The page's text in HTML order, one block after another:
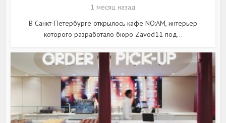
1 месяц назад
В Санкт-Петербурге открылось кафе NO:AM, интерьер
которого разработало бюро Zavod11 под...